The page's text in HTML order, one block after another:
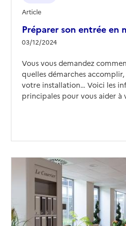
Préparer son entrée en
03/12/2024
Article
Vous vous demandez
quelles démarches
votre installation… Voici les
principales pour vous aider à